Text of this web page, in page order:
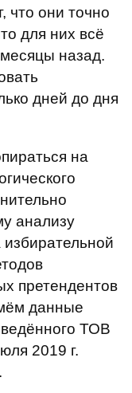
что они точно
для них всё
назад.
дней до дня
на
анализу
претендентов
данные
ТОВ
2019 г.